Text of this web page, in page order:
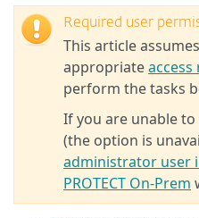
Required user
This article
appropriate
perform the tasks
If you are unable
(the option is
administrator user in
PROTECT On-Prem